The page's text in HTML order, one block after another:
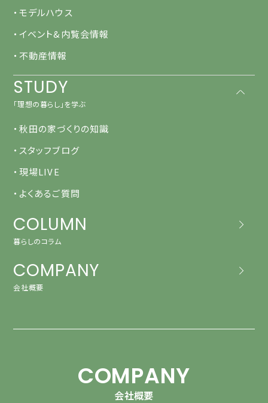
・モデルハウス
・イベント&内覧会情報
・不動産情報
STUDY
「理想の暮らし」を学ぶ
・秋田の家づくりの知識
・スタッフブログ
・現場LIVE
・よくあるご質問
COLUMN
暮らしのコラム
COMPANY
会社概要
COMPANY
会社概要